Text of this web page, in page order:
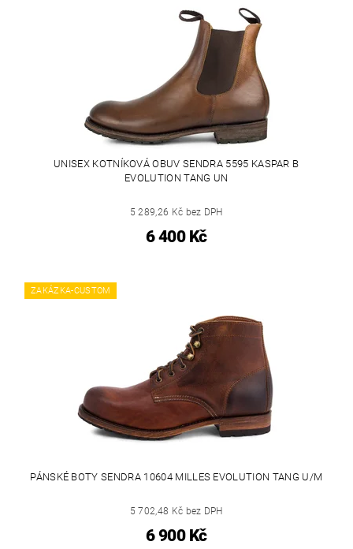
UNISEX KOTNÍKOVÁ OBUV SENDRA 5595 KASPAR B
EVOLUTION TANG UN
5 289,26 Kč bez DPH
6 400 Kč
ZAKÁZKA-CUSTOM
PÁNSKÉ BOTY SENDRA 10604 MILLES EVOLUTION TANG U/M
5 702,48 Kč bez DPH
6 900 Kč